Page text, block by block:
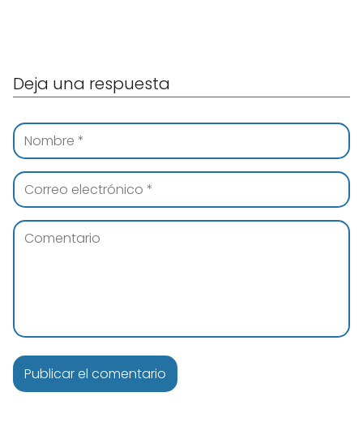
Deja una respuesta